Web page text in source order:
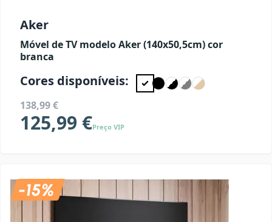
Aker
Móvel de TV modelo Aker (140x50,5cm) cor
branca
Cores disponíveis:
138,99 €
125,99 €Preço VIP